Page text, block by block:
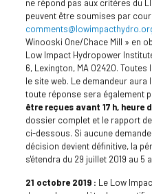
ne répond pas aux critères du
peuvent être soumises par
Winooski One/Chace Mill » en
Low Impact Hydropower
6, Lexington, MA 02420.
le site web. Le demandeur
toute réponse sera également
être reçues avant 17 h, heure
dossier complet et le rapport
ci-dessous. Si aucune
décision devient définitive, la
s'étendra du 29 juillet 2019 au 5
21 octobre 2019 : Le Low